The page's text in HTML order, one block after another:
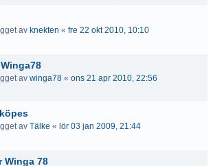
av knekten « fre 22 okt 2010, 10:10
av winga78 « ons 21 apr 2010, 22:56
av Tälke « lör 03 jan 2009, 21:44
Winga 78